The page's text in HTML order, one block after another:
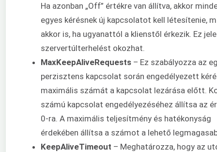
Ha azonban „Off” értékre van állítva, akkor
egyes kérésnek új kapcsolatot kell létesítenie,
akkor is, ha ugyanattól a klienstől érkezik. Ez
szervertúlterhelést okozhat.
MaxKeepAliveRequests – Ez szabályozza az
perzisztens kapcsolat során engedélyezett
maximális számát a kapcsolat lezárása előtt.
számú kapcsolat engedélyezéséhez állítsa az
0-ra. A maximális teljesítmény és hatékonyság
érdekében állítsa a számot a lehető
KeepAliveTimeout – Meghatározza, hogy az